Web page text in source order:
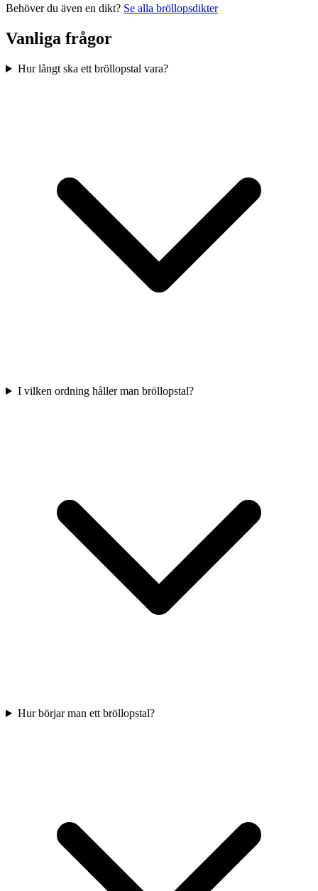
Behöver du även en dikt? Se alla bröllopsdikter
Vanliga frågor
Hur långt ska ett bröllopstal vara?
I vilken ordning håller man bröllopstal?
Hur börjar man ett bröllopstal?